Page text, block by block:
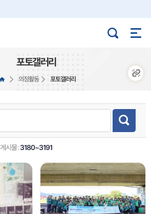
포토갤러리
의정활동 포토갤러리
게시물 :3180~3191